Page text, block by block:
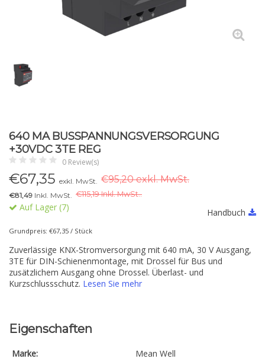
640 MA BUSSPANNUNGSVERSORGUNG
+30VDC 3TE REG
0 Review(s)
€67,35 exkl. MwSt. €95,20 exkl. MwSt.
€81,49 Inkl. MwSt. €115,19 Inkl. MwSt..
Auf Lager (7) Handbuch
Grundpreis: €67,35 / Stück
Zuverlässige KNX-Stromversorgung mit 640 mA, 30 V Ausgang,
3TE für DIN-Schienenmontage, mit Drossel für Bus und
zusätzlichem Ausgang ohne Drossel. Überlast- und
Kurzschlussschutz. Lesen Sie mehr
Eigenschaften
Marke:
Mean Well